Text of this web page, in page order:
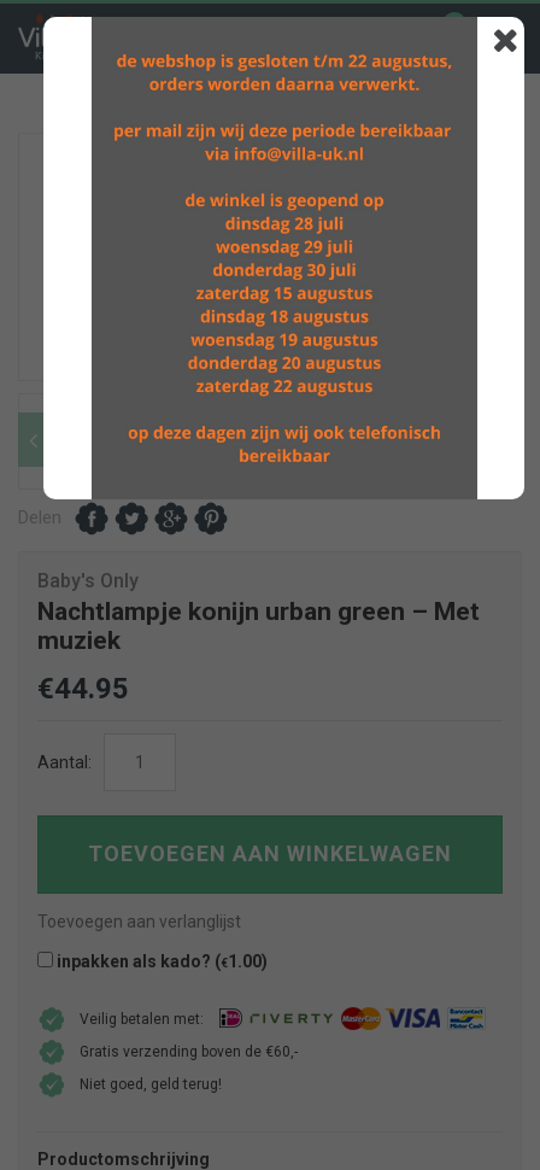
Delen
Baby's Only
Nachtlampje konijn urban green – Met
muziek
€44.95
Aantal:
urban
green
aantal
TOEVOEGEN AAN WINKELWAGEN
Toevoegen aan verlanglijst
inpakken als kado? (€1.00)
Veilig betalen met:
Gratis verzending boven de €60,-
Niet goed, geld terug!
Productomschrijving